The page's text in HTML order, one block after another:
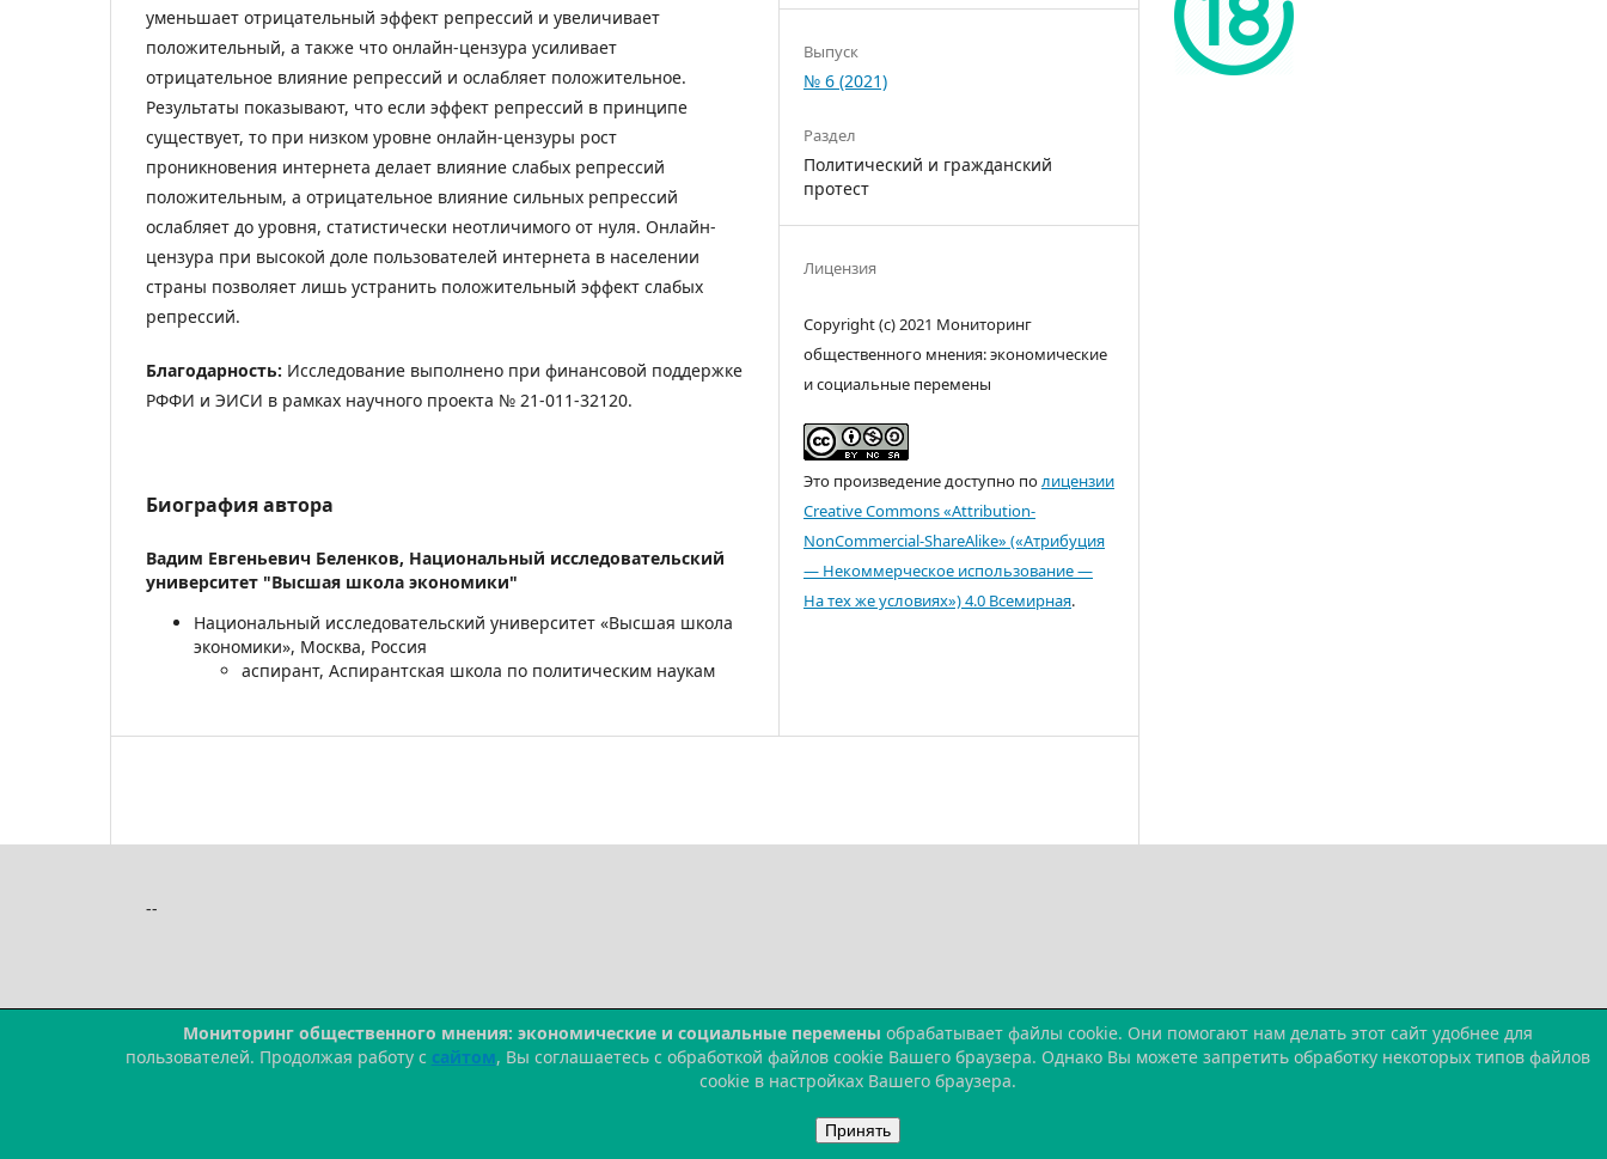
уменьшает отрицательный эффект репрессий и увеличивает
положительный, а также что онлайн-цензура усиливает
отрицательное влияние репрессий и ослабляет положительное.
Результаты показывают, что если эффект репрессий в принципе
существует, то при низком уровне онлайн-цензуры рост
проникновения интернета делает влияние слабых репрессий
положительным, а отрицательное влияние сильных репрессий
ослабляет до уровня, статистически неотличимого от нуля. Онлайн-
цензура при высокой доле пользователей интернета в населении
страны позволяет лишь устранить положительный эффект слабых
репрессий.
Благодарность: Исследование выполнено при финансовой поддержке
РФФИ и ЭИСИ в рамках научного проекта № 21-011-32120.
Биография автора
Вадим Евгеньевич Беленков, Национальный исследовательский
университет "Высшая школа экономики"
Национальный исследовательский университет «Высшая школа
экономики», Москва, Россия
аспирант, Аспирантская школа по политическим наукам
Выпуск
№ 6 (2021)
Раздел
Политический и гражданский
протест
Лицензия
Copyright (c) 2021 Мониторинг
общественного мнения: экономические
и социальные перемены
Это произведение доступно полицензии
Creative Commons «Attribution-
NonCommercial-ShareAlike» («Атрибуция
— Некоммерческое использование —
На тех же условиях») 4.0 Всемирная.
--
Мониторинг общественного мнения: экономические и социальные перемены обрабатывает файлы cookie. Они помогают нам делать этот сайт удобнее для
пользователей. Продолжая работу с сайтом, Вы соглашаетесь с обработкой файлов cookie Вашего браузера. Однако Вы можете запретить обработку некоторых типов файлов
cookie в настройках Вашего браузера.
Принять